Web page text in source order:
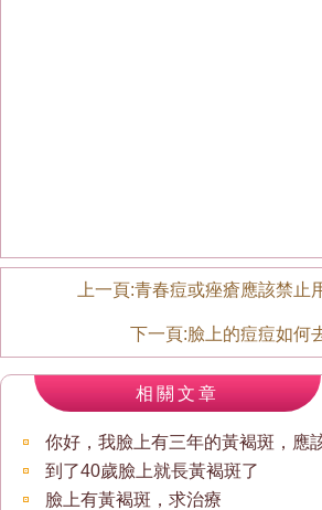
上一頁:青春痘或痤瘡應該禁止
下一頁:臉上的痘痘如何
相關文章
你好，我臉上有三年的黃褐斑，應
到了40歲臉上就長黃褐斑了
臉上有黃褐斑，求治療